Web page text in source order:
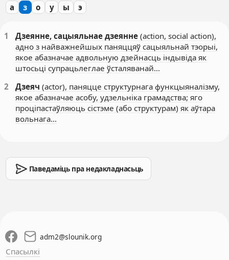
а з о у ы э
1 Дзеянне, сацыяльнае дзеянне (action, social action),
адно з найважнейшых паняццяў сацыяльнай тэорыі,
якое абазначае адвольную дзейнасць індывіда як
штосьці супрацьлеглае ўсталяванай…
2
Дзеяч (actor), паняцце структурнага функцыяналізму,
якое абазначае асобу, удзельніка грамадства; яго
проціпастаўляюць сістэме (або структурам) як аўтара
вольнага…
Паведаміць пра недакладнасьць
adm2@slounik.org
Спасылкі